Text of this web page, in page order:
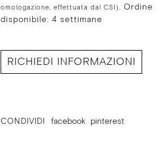
omologazione, effettuata dal CSI). Ordine
disponibile: 4 settimane
RICHIEDI INFORMAZIONI
CONDIVIDI facebook pinterest